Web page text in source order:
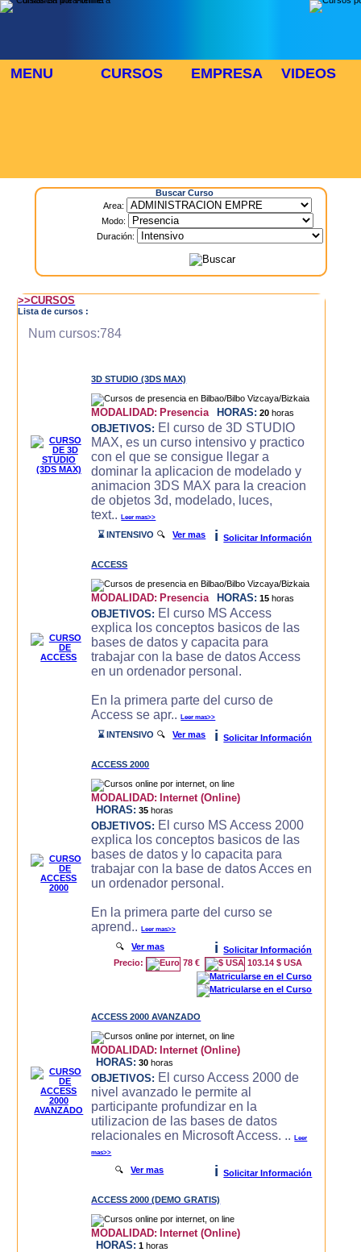
MENU CURSOS EMPRESA VIDEOS
Buscar Curso
Area:
Modo:
Duración:
>>CURSOS
Lista de cursos :
Num cursos:784
3D STUDIO (3DS MAX)
MODALIDAD: Presencia HORAS: 20 horas
OBJETIVOS: El curso de 3D STUDIO
MAX, es un curso intensivo y practico
con el que se consigue llegar a
dominar la aplicacion de modelado y
animacion 3DS MAX para la creacion
de objetos 3d, modelado, luces,
text..Leer mas>>
⌛ INTENSIVO 🔍Ver mas i Solicitar Información
ACCESS
MODALIDAD: Presencia HORAS: 15 horas
OBJETIVOS: El curso MS Access
explica los conceptos basicos de las
bases de datos y capacita para
trabajar con la base de datos Access
en un ordenador personal.
En la primera parte del curso de
Access se apr..Leer mas>>
⌛ INTENSIVO 🔍Ver mas i Solicitar Información
ACCESS 2000
MODALIDAD: Internet (Online)
HORAS: 35 horas
OBJETIVOS: El curso MS Access 2000
explica los conceptos basicos de las
bases de datos y lo capacita para
trabajar con la base de datos Acces en
un ordenador personal.
En la primera parte del curso se
aprend..Leer mas>>
🔍Ver mas i
Solicitar Información
Precio:
78 € 103.14 $ USA
ACCESS 2000 AVANZADO
MODALIDAD: Internet (Online)
HORAS: 30 horas
OBJETIVOS: El curso Access 2000 de
nivel avanzado le permite al
participante profundizar en la
utilizacion de las bases de datos
relacionales en Microsoft Access. ..Leer
mas>>
🔍Ver mas i Solicitar Información
ACCESS 2000 (DEMO GRATIS)
MODALIDAD: Internet (Online)
HORAS: 1 horas